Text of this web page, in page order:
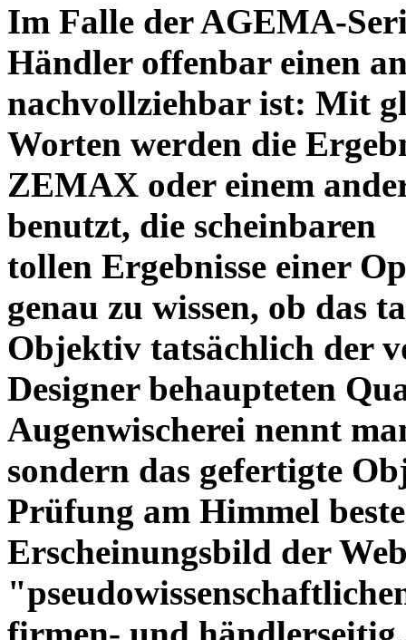
Im Falle der AGEMA-
Händler offenbar einen
nachvollziehbar ist: Mit
Worten werden die
ZEMAX oder einem
benutzt, die scheinbaren
tollen Ergebnisse einer
genau zu wissen, ob das
Objektiv tatsächlich der
Designer behaupteten
Augenwischerei nennt
sondern das gefertigte
Prüfung am Himmel
Erscheinungsbild der